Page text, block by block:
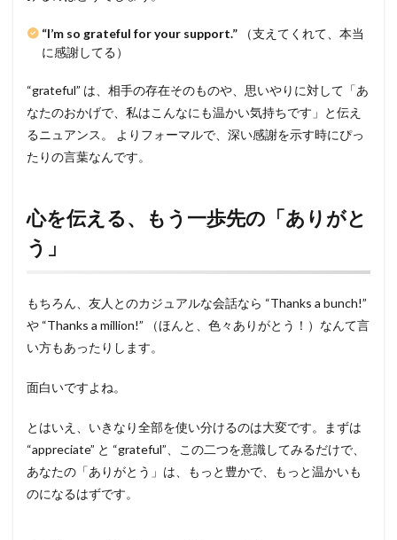
“I’m so grateful for your support.” （支えてくれて、本当
に感謝してる）
“grateful” は、相手の存在そのものや、思いやりに対して「あ
なたのおかげで、私はこんなにも温かい気持ちです」と伝え
るニュアンス。 よりフォーマルで、深い感謝を示す時にぴっ
たりの言葉なんです。
心を伝える、もう一歩先の「ありがと
う」
もちろん、友人とのカジュアルな会話なら “Thanks a bunch!”
や “Thanks a million!” （ほんと、色々ありがとう！）なんて言
い方もあったりします。
面白いですよね。
とはいえ、いきなり全部を使い分けるのは大変です。まずは
“appreciate” と “grateful”、この二つを意識してみるだけで、
あなたの「ありがとう」は、もっと豊かで、もっと温かいも
のになるはずです。